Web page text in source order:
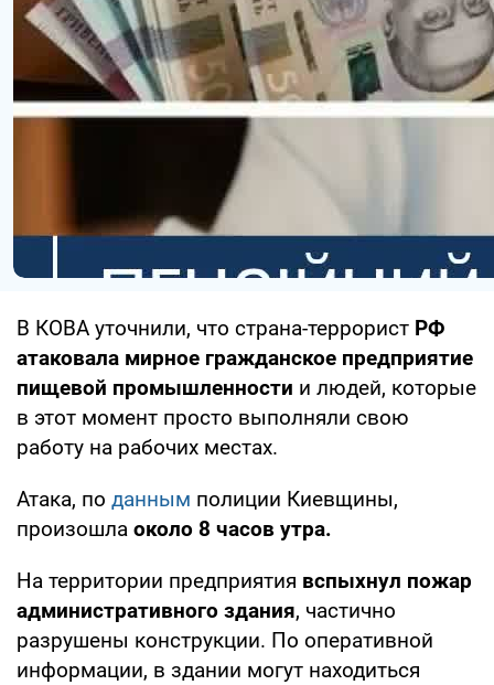
В КОВА уточнили, что страна-террорист РФ
атаковала мирное гражданское предприятие
пищевой промышленности и людей, которые
в этот момент просто выполняли свою
работу на рабочих местах.
Атака, по данным полиции Киевщины,
произошла около 8 часов утра.
На территории предприятия вспыхнул пожар
административного здания, частично
разрушены конструкции. По оперативной
информации, в здании могут находиться